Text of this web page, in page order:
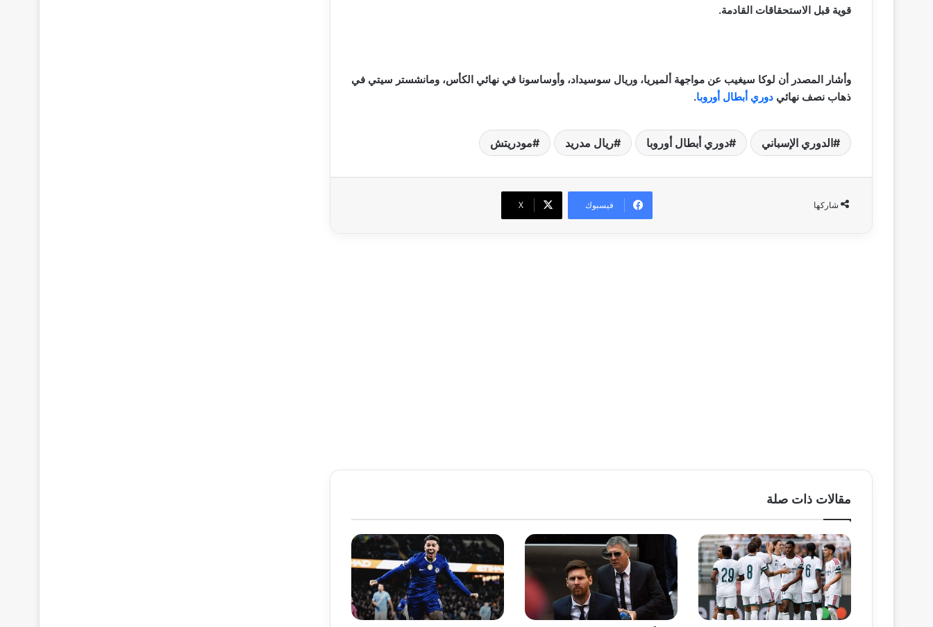
قوية قبل الاستحقاقات القادمة.
وأشار المصدر أن لوكا سيغيب عن مواجهة ألميريا، وريال سوسيداد، وأوساسونا في نهائي الكأس، ومانشستر سيتي في
ذهاب نصف نهائي دوري أبطال أوروبا.
الدوري الإسباني دوري أبطال أوروبا ريال مدريد مودريتش
شاركها فيسبوك ‫X
مقالات ذات صلة